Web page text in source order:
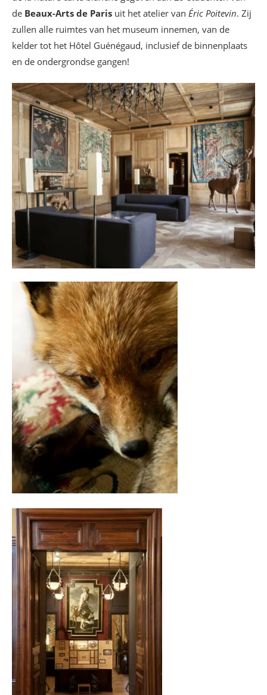
de Beaux-Arts de Paris uit het atelier van Éric Poitevin. Zij
zullen alle ruimtes van het museum innemen, van de
kelder tot het Hôtel Guénégaud, inclusief de binnenplaats
en de ondergrondse gangen!